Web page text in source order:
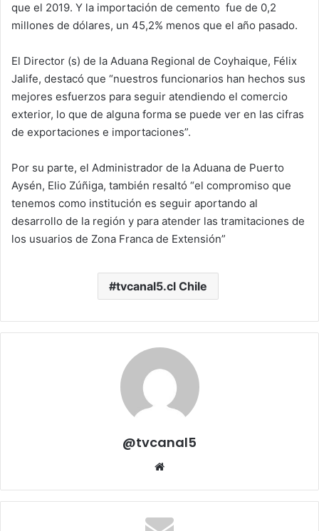
que el 2019. Y la importación de cemento fue de 0,2
millones de dólares, un 45,2% menos que el año pasado.
El Director (s) de la Aduana Regional de Coyhaique, Félix
Jalife, destacó que “nuestros funcionarios han hechos sus
mejores esfuerzos para seguir atendiendo el comercio
exterior, lo que de alguna forma se puede ver en las cifras
de exportaciones e importaciones”.
Por su parte, el Administrador de la Aduana de Puerto
Aysén, Elio Zúñiga, también resaltó “el compromiso que
tenemos como institución es seguir aportando al
desarrollo de la región y para atender las tramitaciones de
los usuarios de Zona Franca de Extensión”
tvcanal5.cl Chile
@tvcanal5